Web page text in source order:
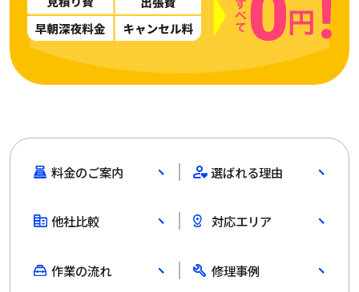
料金のご案内 選ばれる理由
他社比較 対応エリア
作業の流れ 修理事例